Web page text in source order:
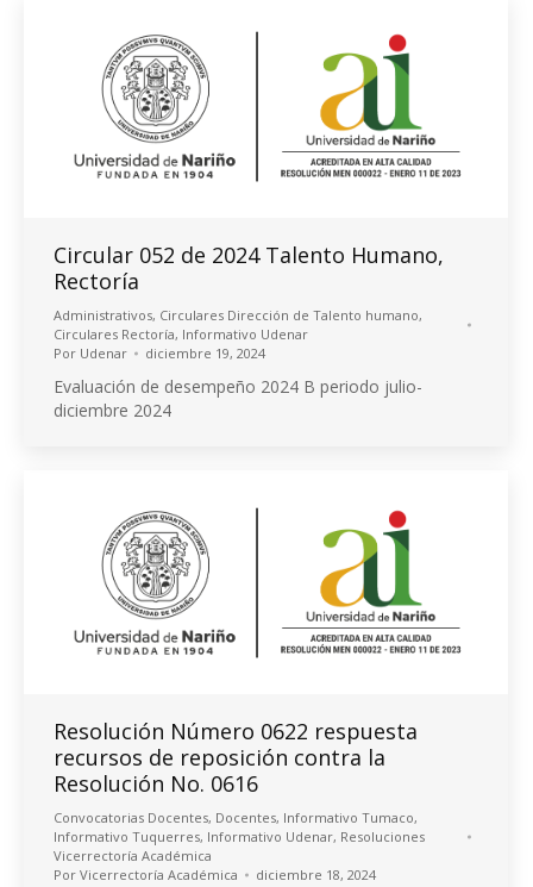
Circular 052 de 2024 Talento Humano,
Rectoría
Administrativos, Circulares Dirección de Talento humano,
Circulares Rectoría, Informativo Udenar
Por Udenar diciembre 19, 2024
Evaluación de desempeño 2024 B periodo julio-
diciembre 2024
Resolución Número 0622 respuesta
recursos de reposición contra la
Resolución No. 0616
Convocatorias Docentes, Docentes, Informativo Tumaco,
Informativo Tuquerres, Informativo Udenar, Resoluciones
Vicerrectoría Académica
Por Vicerrectoría Académica diciembre 18, 2024